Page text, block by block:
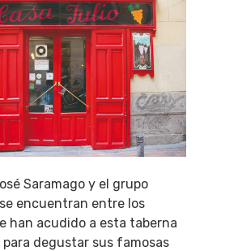
Saramago y el grupo
encuentran entre los
han acudido a esta taberna
para degustar sus famosas